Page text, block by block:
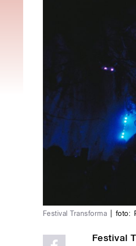
Festival Transforma foto:
Festival